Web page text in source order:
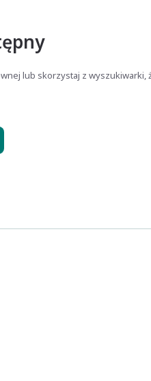
lub skorzystaj z wyszukiwarki,